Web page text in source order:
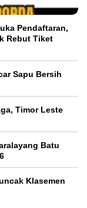
Pendaftaran,
Rebut Tiket
Sapu Bersih
Timor Leste
Batu
Klasemen